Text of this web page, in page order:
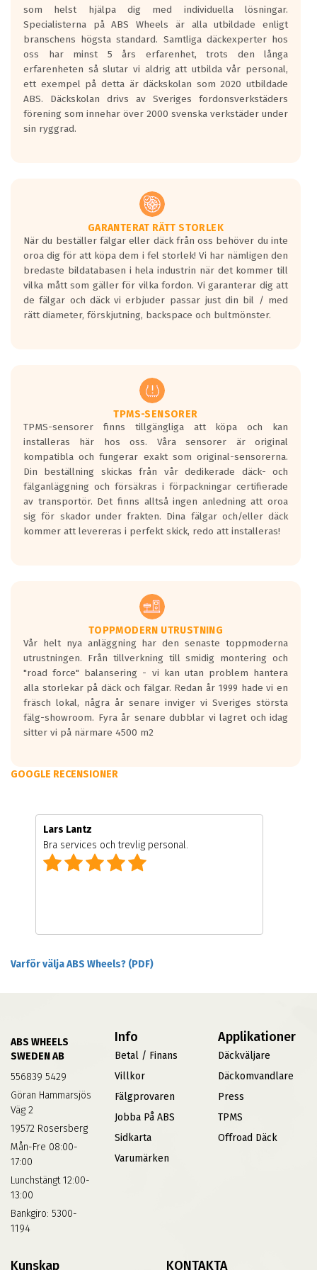
den kortaste bromssträckan och F är den
längsta.
Inga D eller G betyg delas ut för
personbilar och lätta lastbilar.
Betyget sätts efter ett test där däcken
skall bromsa in på en väg där det ligger
0.5-1.5 mm vatten.
I 80km/h kommer skillnaden på
Vid körning i över 50km/h brukar
rullmotståndets ljud överträffa
motorljudet.
På däckmärkningen kommer det finnas
en symbol av ett däck med vågar. Hög
bullernivå markeras med svarta vågor
medans de vita vågorna påvisar om det är
ett tyst däck.
regelverket som introduceras år 2016.
Ett däck med två svarta vågor är redan
godkända för år 2016 nya regelverk.
Ett däck med en svart våg kommer vara
minst tre decibel tystare än det
regelverk som börjar gälla 2016.
som helst hjälpa dig med individuella lösningar.
Specialisterna på ABS Wheels är alla utbildade enligt
branschens högsta standard. Samtliga däckexperter hos
oss har minst 5 års erfarenhet, trots den långa
erfarenheten så slutar vi aldrig att utbilda vår personal,
ett exempel på detta är däckskolan som 2020 utbildade
ABS. Däckskolan drivs av Sveriges fordonsverkstäders
förening som innehar över 2000 svenska verkstäder under
sin ryggrad.
GARANTERAT RÄTT STORLEK
När du beställer fälgar eller däck från oss behöver du inte
oroa dig för att köpa dem i fel storlek! Vi har nämligen den
bredaste bildatabasen i hela industrin när det kommer till
vilka mått som gäller för vilka fordon. Vi garanterar dig att
de fälgar och däck vi erbjuder passar just din bil / med
rätt diameter, förskjutning, backspace och bultmönster.
TPMS-SENSORER
TPMS-sensorer finns tillgängliga att köpa och kan
installeras här hos oss. Våra sensorer är original
kompatibla och fungerar exakt som original-sensorerna.
Din beställning skickas från vår dedikerade däck- och
fälganläggning och försäkras i förpackningar certifierade
av transportör. Det finns alltså ingen anledning att oroa
sig för skador under frakten. Dina fälgar och/eller däck
kommer att levereras i perfekt skick, redo att installeras!
TOPPMODERN UTRUSTNING
Vår helt nya anläggning har den senaste toppmoderna
utrustningen. Från tillverkning till smidig montering och
"road force" balansering - vi kan utan problem hantera
alla storlekar på däck och fälgar. Redan år 1999 hade vi en
fräsch lokal, några år senare inviger vi Sveriges största
fälg-showroom. Fyra år senare dubblar vi lagret och idag
sitter vi på närmare 4500 m2
GOOGLE RECENSIONER
Lars Lantz
Bra services och trevlig personal.
Varför välja ABS Wheels? (PDF)
ABS WHEELS
SWEDEN AB
556839 5429
Göran Hammarsjös
Väg 2
19572 Rosersberg
Mån-Fre 08:00-
17:00
Lunchstängt 12:00-
13:00
Bankgiro: 5300-
1194
Info
Betal / Finans
Villkor
Fälgprovaren
Jobba På ABS
Sidkarta
Varumärken
Applikationer
Däckväljare
Däckomvandlare
Press
TPMS
Offroad Däck
Kunskap KONTAKTA